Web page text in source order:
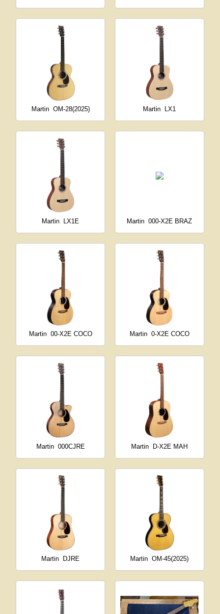
Martin OM-28(2025) Martin LX1
Martin LX1E Martin 000-X2E BRAZ
Martin 00-X2E COCO Martin 0-X2E COCO
Martin 000CJRE Martin D-X2E MAH
Martin DJRE Martin OM-45(2025)